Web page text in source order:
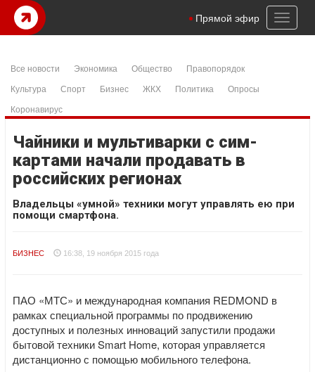
Toggle
Прямой эфир
Все новости Экономика Общество
Правопорядок
Культура
Спорт Бизнес ЖКХ Политика
Опросы
Коронавирус
Чайники и мультиварки с сим-
картами начали продавать в
российских регионах
Владельцы «умной» техники могут управлять ею при
помощи смартфона.
БИЗНЕС 16:38, 19 ноября 2015 года
ПАО «МТС» и международная компания REDMOND в
рамках специальной программы по продвижению
доступных и полезных инноваций запустили продажи
бытовой техники Smart Home, которая управляется
дистанционно с помощью мобильного телефона.